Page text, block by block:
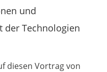
und
der Technologien
diesen Vortrag von